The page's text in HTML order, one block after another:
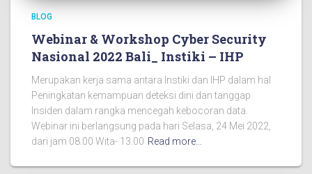
BLOG
Webinar & Workshop Cyber Security
Nasional 2022 Bali_ Instiki – IHP
Merupakan kerja sama antara Instiki dan IHP dalam hal
Peningkatan kemampuan deteksi dini dan tanggap
Insiden dalam rangka mencegah kebocoran data.
Webinar ini berlangsung pada hari Selasa, 24 Mei 2022,
dari jam 08.00 Wita- 13.00 Read more…